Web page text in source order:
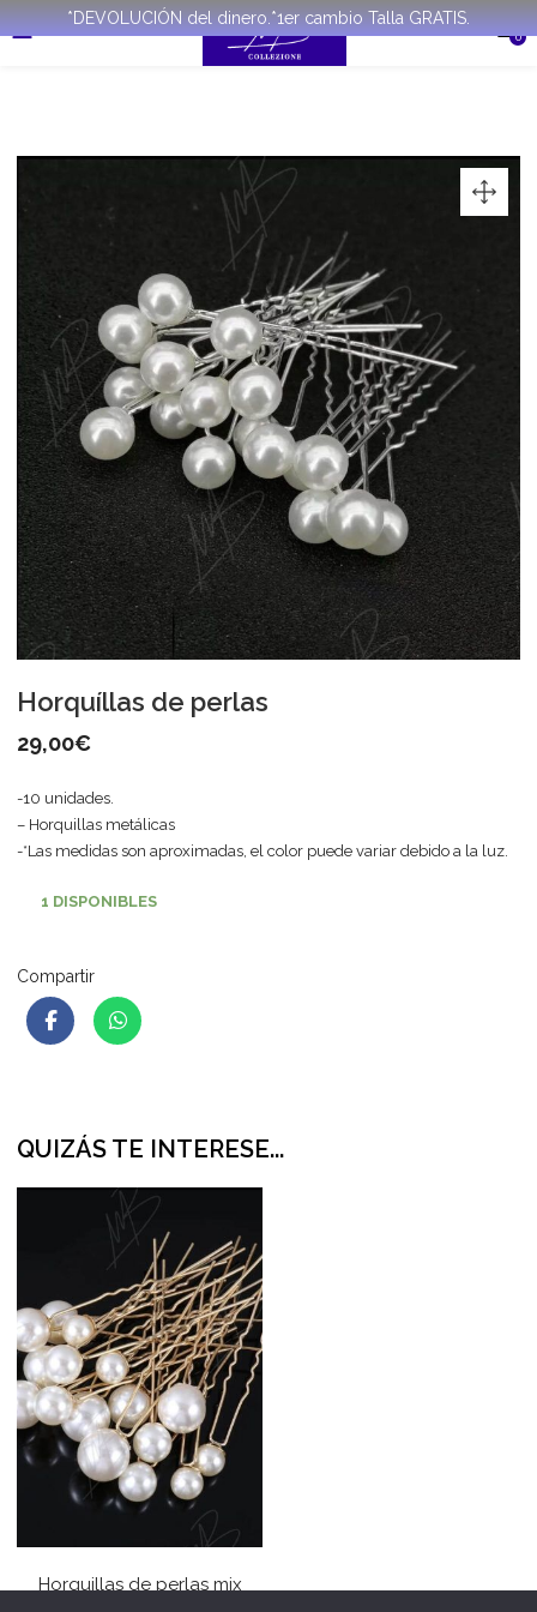
*DEVOLUCIÓN del dinero.*1er cambio Talla GRATIS.
0
Horquíllas de perlas
29,00€
-10 unidades.
– Horquillas metálicas
-*Las medidas son aproximadas, el color puede variar debido a la luz.
1 DISPONIBLES
Compartir
QUIZÁS TE INTERESE...
Horquillas de perlas mix